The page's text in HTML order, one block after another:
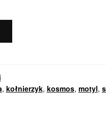
, kołnierzyk, kosmos, motyl,